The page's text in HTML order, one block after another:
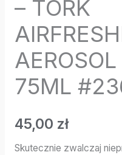
– TORK
75ML
45,00 zł
Skutecznie zwalczaj